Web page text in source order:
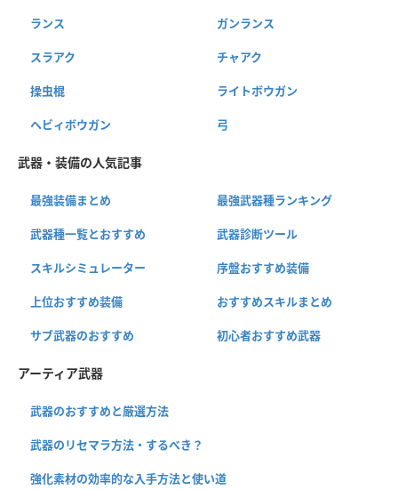
ランス ガンランス
スラアク チャアク
操虫棍 ライトボウガン
ヘビィボウガン 弓
武器・装備の人気記事
最強装備まとめ 最強武器種ランキング
武器種一覧とおすすめ 武器診断ツール
スキルシミュレーター 序盤おすすめ装備
上位おすすめ装備 おすすめスキルまとめ
サブ武器のおすすめ 初心者おすすめ武器
アーティア武器
武器のおすすめと厳選方法
武器のリセマラ方法・するべき？
強化素材の効率的な入手方法と使い道